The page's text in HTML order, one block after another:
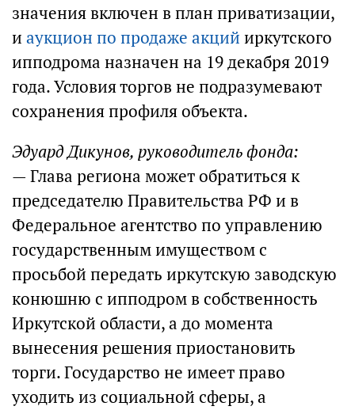
значения включен в план приватизации,
и аукцион по продаже акций иркутского
ипподрома назначен на 19 декабря 2019
года. Условия торгов не подразумевают
сохранения профиля объекта.
Эдуард Дикунов, руководитель фонда:
— Глава региона может обратиться к
председателю Правительства РФ и в
Федеральное агентство по управлению
государственным имуществом с
просьбой передать иркутскую заводскую
конюшню с ипподром в собственность
Иркутской области, а до момента
вынесения решения приостановить
торги. Государство не имеет право
уходить из социальной сферы, а